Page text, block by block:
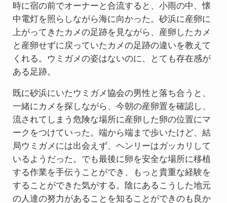
時に宿の前でオーナーと合流すると、小雨の中、懐
中電灯を照らしながら海に向かった。砂浜に産卵に
上がってきたカメの足跡を見ながら、産卵したカメ
と産卵せずに戻っていたカメの足跡の違いを教えて
くれる。ウミガメの姿はないのに、とても存在感が
ある足跡。
既に砂浜にいたウミガメ協会の男性と落ち合うと、
一緒にカメを探しながら、今朝の産卵置を確認し、
流されてしまう危険な場所に産卵した卵の位置にマ
ークをつけていった。端から端まで歩いたけど、結
局ウミガメには出会えず、ヘンリーはガッカリして
いるようだった。でも最後に卵を安全な場所に移植
する作業を手伝うことができ、もっと貴重な経験を
することができた気がする。陰にあるこうした地元
の人達の努力があることを知ることができのも良か